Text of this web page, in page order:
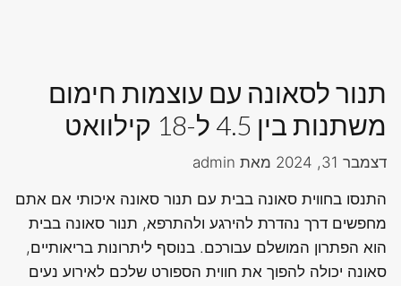
תנור לסאונה עם עוצמות חימום
משתנות בין 4.5 ל-18 קילוואט
דצמבר 31, 2024 מאת admin
התנסו בחווית סאונה בבית עם תנור סאונה איכותי אם אתם
מחפשים דרך נהדרת להירגע ולהתרפא, תנור סאונה בבית
הוא הפתרון המושלם עבורכם. בנוסף ליתרונות בריאותיים,
סאונה יכולה להפוך את חווית הספורט שלכם לאירוע נעים